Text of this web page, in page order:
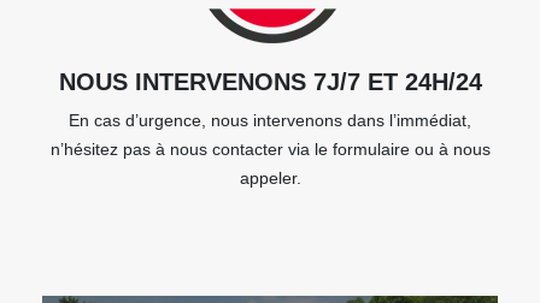
NOUS INTERVENONS 7J/7 ET 24H/24
En cas d’urgence, nous intervenons dans l’immédiat,
n’hésitez pas à nous contacter via le formulaire ou à nous
appeler.